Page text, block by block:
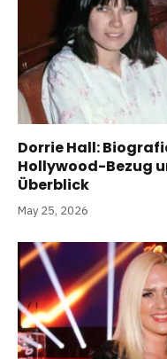
Dorrie Hall:
Hollywood-Bezug
Überblick
May 25, 2026